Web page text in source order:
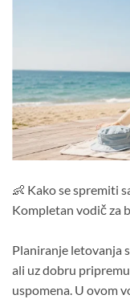
👶 Kako se spremiti
Kompletan vodič za
Planiranje letovanja
ali uz dobru
uspomena. U ovom